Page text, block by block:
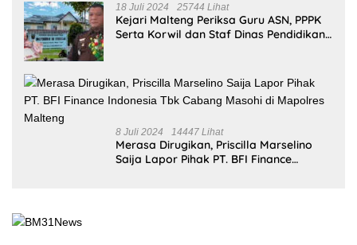
18 Juli 2024 25744 Lihat
Kejari Malteng Periksa Guru ASN, PPPK
Serta Korwil dan Staf Dinas Pendidikan
8 Juli 2024 14447 Lihat
Merasa Dirugikan, Priscilla Marselino
Saija Lapor Pihak PT. BFI Finance